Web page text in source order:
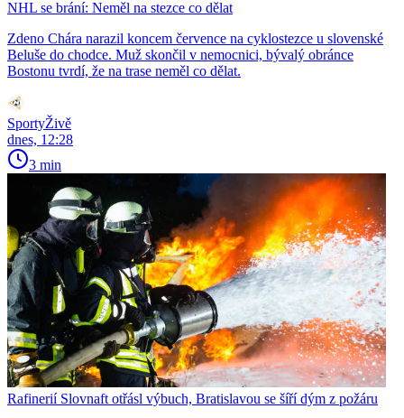
NHL se brání: Neměl na stezce co dělat
Zdeno Chára narazil koncem července na cyklostezce u slovenské
Beluše do chodce. Muž skončil v nemocnici, bývalý obránce
Bostonu tvrdí, že na trase neměl co dělat.
SportyŽivě
dnes, 12:28
3 min
Rafinerií Slovnaft otřásl výbuch, Bratislavou se šíří dým z požáru